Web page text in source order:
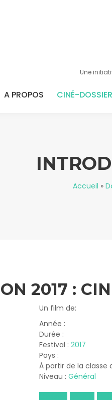
Une
A PROPOS CINÉ-
Accueil »
2017 :
Un film de:
Année :
Durée :
Festival : 2017
Pays :
À partir de la classe
Niveau : Général